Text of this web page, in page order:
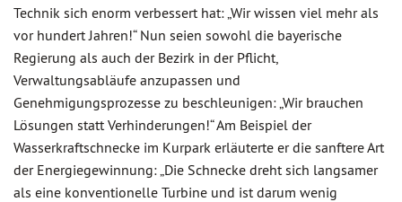
Technik sich enorm verbessert hat: „Wir wissen viel mehr als
vor hundert Jahren!“ Nun seien sowohl die bayerische
Regierung als auch der Bezirk in der Pflicht,
Verwaltungsabläufe anzupassen und
Genehmigungsprozesse zu beschleunigen: „Wir brauchen
Lösungen statt Verhinderungen!“ Am Beispiel der
Wasserkraftschnecke im Kurpark erläuterte er die sanftere Art
der Energiegewinnung: „Die Schnecke dreht sich langsamer
als eine konventionelle Turbine und ist darum wenig